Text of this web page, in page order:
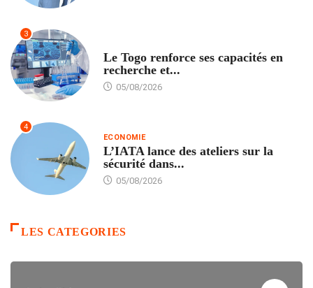
3
Le Togo renforce ses capacités en
recherche et...
05/08/2026
4
ECONOMIE
L’IATA lance des ateliers sur la
sécurité dans...
05/08/2026
LES CATEGORIES